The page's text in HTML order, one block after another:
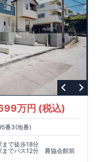
、国が認めた第三者機関
面通りに施工されている
われます。
況を検査した上で、品
準をクリアしています。
きちんと手入れをして、
制度。住宅ローン減税、
。
万円 (税込)
番3(地番)
まで徒歩18分
までバス12分 農協会館前